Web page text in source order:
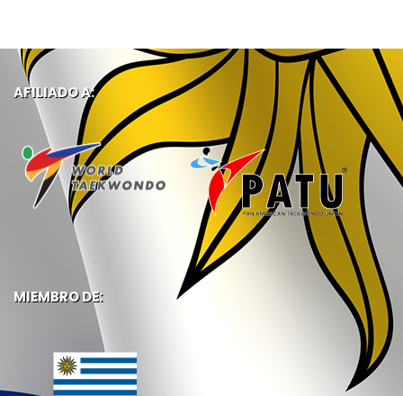
AFILIADO A:
MIEMBRO DE: